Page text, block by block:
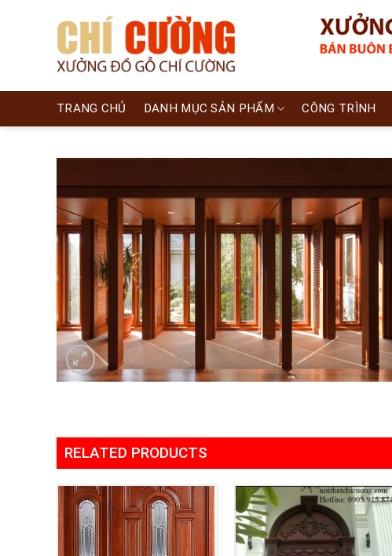
TRANG CHỦ DANH MỤC SẢN PHẨM CÔNG TRÌNH
RELATED PRODUCTS